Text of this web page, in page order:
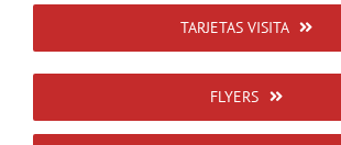
TARJETAS VISITA
FLYERS